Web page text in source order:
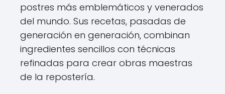
postres más emblemáticos y venerados
del mundo. Sus recetas, pasadas de
generación en generación, combinan
ingredientes sencillos con técnicas
refinadas para crear obras maestras
de la repostería.